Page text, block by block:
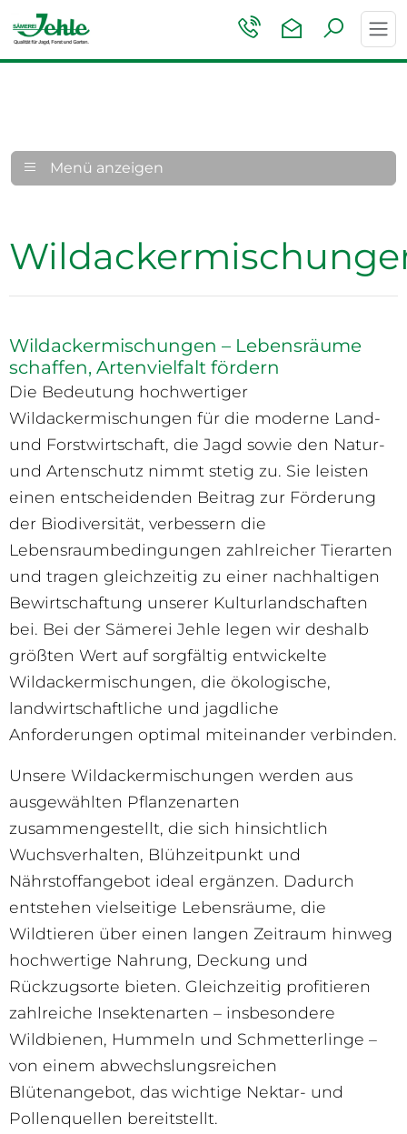
Menü anzeigen
Wildackermischungen – Lebensräume
schaffen, Artenvielfalt fördern
Die Bedeutung hochwertiger
Wildackermischungen für die moderne Land-
und Forstwirtschaft, die Jagd sowie den Natur-
und Artenschutz nimmt stetig zu. Sie leisten
einen entscheidenden Beitrag zur Förderung
der Biodiversität, verbessern die
Lebensraumbedingungen zahlreicher Tierarten
und tragen gleichzeitig zu einer nachhaltigen
Bewirtschaftung unserer Kulturlandschaften
bei. Bei der Sämerei Jehle legen wir deshalb
größten Wert auf sorgfältig entwickelte
Wildackermischungen, die ökologische,
landwirtschaftliche und jagdliche
Anforderungen optimal miteinander verbinden.
Unsere Wildackermischungen werden aus
ausgewählten Pflanzenarten
zusammengestellt, die sich hinsichtlich
Wuchsverhalten, Blühzeitpunkt und
Nährstoffangebot ideal ergänzen. Dadurch
entstehen vielseitige Lebensräume, die
Wildtieren über einen langen Zeitraum hinweg
hochwertige Nahrung, Deckung und
Rückzugsorte bieten. Gleichzeitig profitieren
zahlreiche Insektenarten – insbesondere
Wildbienen, Hummeln und Schmetterlinge –
von einem abwechslungsreichen
Blütenangebot, das wichtige Nektar- und
Pollenquellen bereitstellt.